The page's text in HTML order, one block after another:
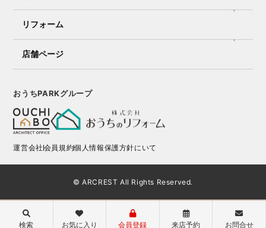
リフォーム
店舗ページ
おうちPARKグループ
運営会社会員規約個人情報保護方針にいて
© ARCREST All Rights Reserved.
検索 お気に入り 会員登録 来店予約 お問合せ